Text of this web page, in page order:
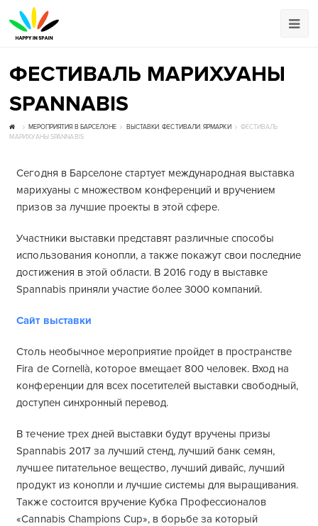
ФЕСТИВАЛЬ МАРИХУАНЫ
SPANNABIS
МЕРОПРИЯТИЯ В БАРСЕЛОНЕ ВЫСТАВКИ,ФЕСТИВАЛИ,ЯРМАРКИ
ФЕСТИВАЛЬ
МАРИХУАНЫ SPANNABIS
Сегодня в Барселоне стартует международная выставка
марихуаны с множеством конференций и вручением
призов за лучшие проекты в этой сфере.
Участники выставки представят различные способы
использования конопли, а также покажут свои последние
достижения в этой области. В 2016 году в выставке
Spannabis приняли участие более 3000 компаний.
Сайт выставки
Столь необычное мероприятие пройдет в пространстве
Fira de Cornellà, которое вмещает 800 человек. Вход на
конференции для всех посетителей выставки свободный,
доступен синхронный перевод.
В течение трех дней выставки будут вручены призы
Spannabis 2017 за лучший стенд, лучший банк семян,
лучшее питательное вещество, лучший дивайс, лучший
продукт из конопли и лучшие системы для выращивания.
Также состоится вручение Кубка Профессионалов
«Cannabis Champions Cup», в борьбе за который